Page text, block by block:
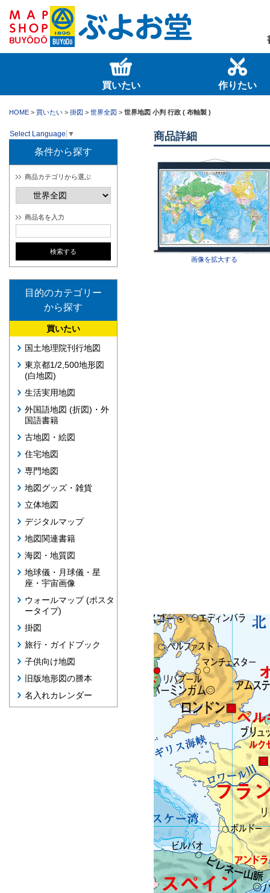
買いたい 作りたい
HOME > 買いたい > 掛図 > 世界全図 > 世界地図 小判 行政 ( 布軸製 )
Select Language ▼
条件から探す
商品カテゴリから選ぶ
商品名を入力
目的のカテゴリー
から探す
買いたい
国土地理院刊行地図
東京都1/2,500地形図
(白地図)
生活実用地図
外国語地図 (折図)・外
国語書籍
古地図・絵図
住宅地図
専門地図
地図グッズ・雑貨
立体地図
デジタルマップ
地図関連書籍
海図・地質図
地球儀・月球儀・星
座・宇宙画像
ウォールマップ (ポスタ
ータイプ)
掛図
旅行・ガイドブック
子供向け地図
旧版地形図の謄本
名入れカレンダー
商品詳細
画像を拡大する